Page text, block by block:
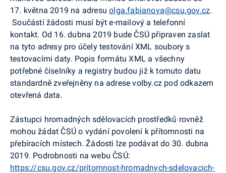
17. května 2019 na adresuolga.fabianova@csu.gov.cz.
Součástí žádosti musí být e-mailový a telefonní
kontakt. Od 16. dubna 2019 bude ČSÚ připraven zaslat
na tyto adresy pro účely testování XML soubory s
testovacími daty. Popis formátu XML a všechny
potřebné číselníky a registry budou již k tomuto datu
standardně zveřejněny na adrese volby.cz pod odkazem
otevřená data.
Zástupci hromadných sdělovacích prostředků rovněž
mohou žádat ČSÚ o vydání povolení k přítomnosti na
přebíracích místech. Žádosti lze podávat do 30. dubna
2019. Podrobnosti na webu ČSÚ:
https://csu.gov.cz/pritomnost-hromadnych-sdelovacich-